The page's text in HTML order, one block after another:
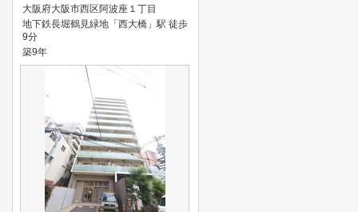
大阪府大阪市西区阿波座１丁目
地下鉄長堀鶴見緑地「西大橋」駅 徒歩
9分
築9年